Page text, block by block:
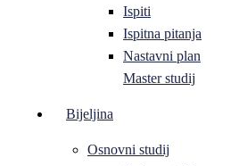
Ispiti
Ispitna pitanja
Nastavni plan
Master studij
Bijeljina
Osnovni studij